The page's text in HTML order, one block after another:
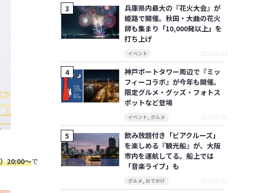
20:00～で
兵庫県内最大の『花火大会』が
姫路で開催。秋田・大曲の花火
師も集まり「10,000発以上」を
打ち上げ
イベント 2026.08.03
神戸ポートタワー周辺で『ミッ
フィーコラボ』が今年も開催。
限定グルメ・グッズ・フォトス
ポットなど登場
イベント ,グルメ 2026.07.29
飲み放題付き「ビアクルーズ」
を楽しめる『観光船』が、大阪
市内を運航してる。船上では
「音楽ライブ」も
グルメ おでかけ 2026.08.02